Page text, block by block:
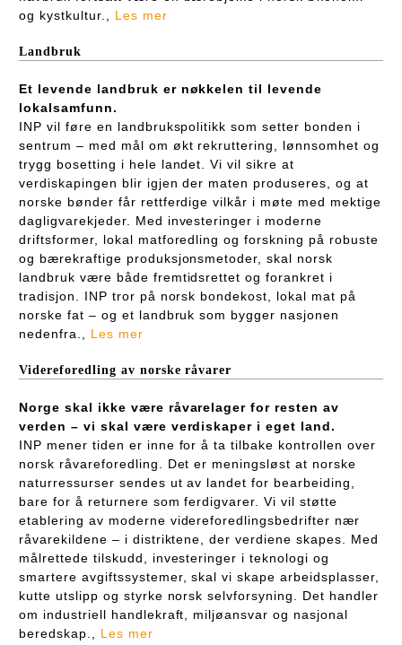
og kystkultur., Les mer
Landbruk
Et levende landbruk er nøkkelen til levende
lokalsamfunn.
INP vil føre en landbrukspolitikk som setter bonden i
sentrum – med mål om økt rekruttering, lønnsomhet og
trygg bosetting i hele landet. Vi vil sikre at
verdiskapingen blir igjen der maten produseres, og at
norske bønder får rettferdige vilkår i møte med mektige
dagligvarekjeder. Med investeringer i moderne
driftsformer, lokal matforedling og forskning på robuste
og bærekraftige produksjonsmetoder, skal norsk
landbruk være både fremtidsrettet og forankret i
tradisjon. INP tror på norsk bondekost, lokal mat på
norske fat – og et landbruk som bygger nasjonen
nedenfra., Les mer
Videreforedling av norske råvarer
Norge skal ikke være råvarelager for resten av
verden – vi skal være verdiskaper i eget land.
INP mener tiden er inne for å ta tilbake kontrollen over
norsk råvareforedling. Det er meningsløst at norske
naturressurser sendes ut av landet for bearbeiding,
bare for å returnere som ferdigvarer. Vi vil støtte
etablering av moderne videreforedlingsbedrifter nær
råvarekildene – i distriktene, der verdiene skapes. Med
målrettede tilskudd, investeringer i teknologi og
smartere avgiftssystemer, skal vi skape arbeidsplasser,
kutte utslipp og styrke norsk selvforsyning. Det handler
om industriell handlekraft, miljøansvar og nasjonal
beredskap., Les mer